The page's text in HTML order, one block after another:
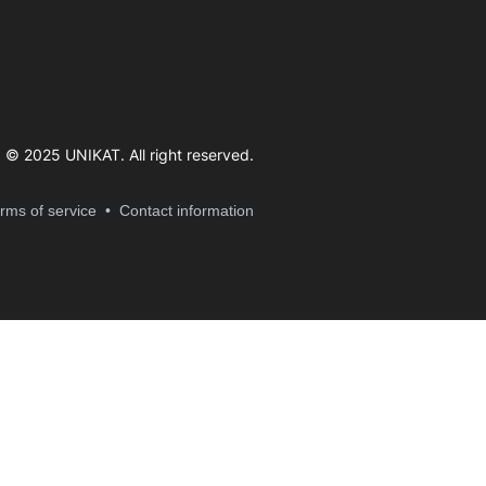
© 2025 UNIKAT. All right reserved.
of service • Contact information